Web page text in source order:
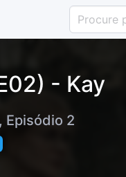
- Kay
Episódio 2